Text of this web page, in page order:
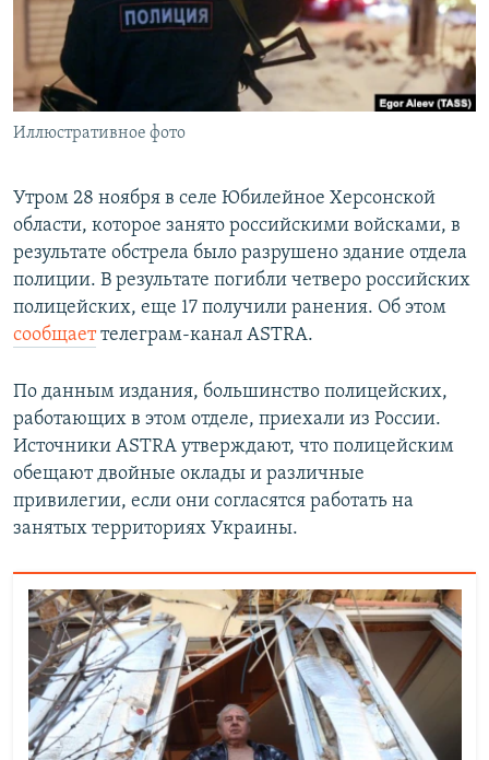
СОЦИАЛЬНЫЕ СЕТИ
Все сайты РСЕ/РС
Иллюстративное фото
Утром 28 ноября в селе Юбилейное Херсонской
области, которое занято российскими войсками, в
результате обстрела было разрушено здание отдела
полиции. В результате погибли четверо российских
полицейских, еще 17 получили ранения. Об этом
сообщаеттелеграм-канал ASTRA.
По данным издания, большинство полицейских,
работающих в этом отделе, приехали из России.
Источники ASTRA утверждают, что полицейским
обещают двойные оклады и различные
привилегии, если они согласятся работать на
занятых территориях Украины.